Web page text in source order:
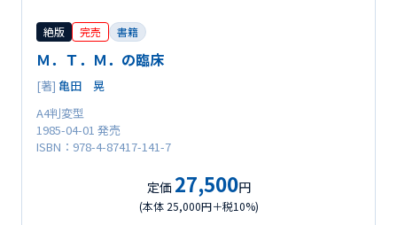
絶版 完売 書籍
Ｍ．Ｔ．Ｍ．の臨床
[著] 亀田 晃
A4判変型
1985-04-01 発売
ISBN：978-4-87417-141-7
定価 27,500円
(本体 25,000円＋税10%)